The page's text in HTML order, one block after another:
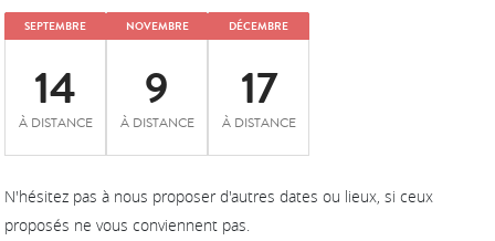
SEPTEMBRE
14
À DISTANCE
NOVEMBRE
9
À DISTANCE
DÉCEMBRE
17
À DISTANCE
N'hésitez pas à nous proposer d'autres dates ou lieux, si ceux
proposés ne vous conviennent pas.